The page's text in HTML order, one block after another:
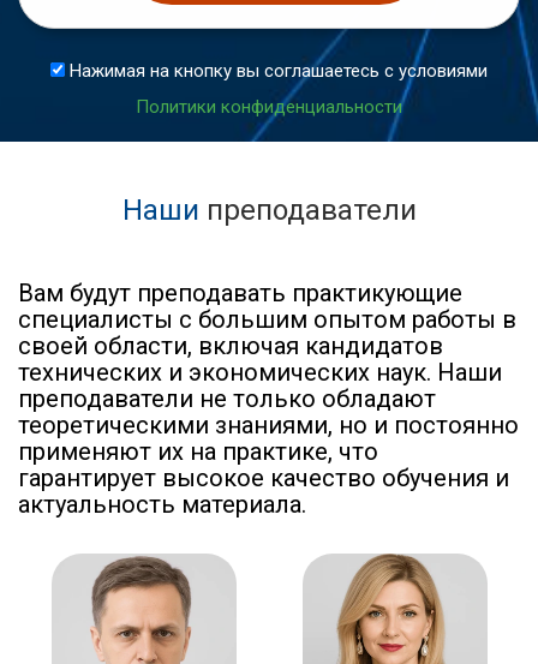
Нажимая на кнопку вы соглашаетесь с условиями
Политики конфиденциальности
Наши преподаватели
Вам будут преподавать практикующие
специалисты с большим опытом работы в
своей области, включая кандидатов
технических и экономических наук. Наши
преподаватели не только обладают
теоретическими знаниями, но и постоянно
применяют их на практике, что
гарантирует высокое качество обучения и
актуальность материала.